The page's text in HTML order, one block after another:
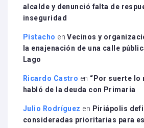
alcalde y denunció falta de
inseguridad
Pistacho enVecinos y
la enajenación de una calle
Lago
Ricardo Castro en “Por suerte lo
habló de la deuda con Primaria
Julio Rodríguez en Piriápolis
consideradas prioritarias para